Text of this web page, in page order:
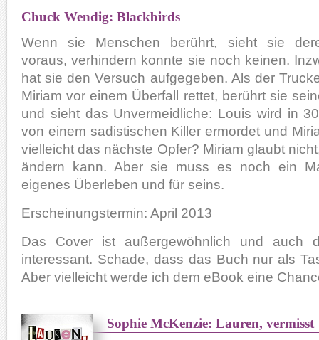
Chuck Wendig: Blackbirds
Wenn sie Menschen berührt, sieht sie
voraus, verhindern konnte sie noch keinen.
hat sie den Versuch aufgegeben. Als der
Miriam vor einem Überfall rettet, berührt sie
und sieht das Unvermeidliche: Louis wird in
von einem sadistischen Killer ermordet und
vielleicht das nächste Opfer? Miriam glaubt
ändern kann. Aber sie muss es noch ein
eigenes Überleben und für seins.
Erscheinungstermin: April 2013
Das Cover ist außergewöhnlich und auch
interessant. Schade, dass das Buch nur als
Aber vielleicht werde ich dem eBook eine
Sophie McKenzie: Lauren, vermisst